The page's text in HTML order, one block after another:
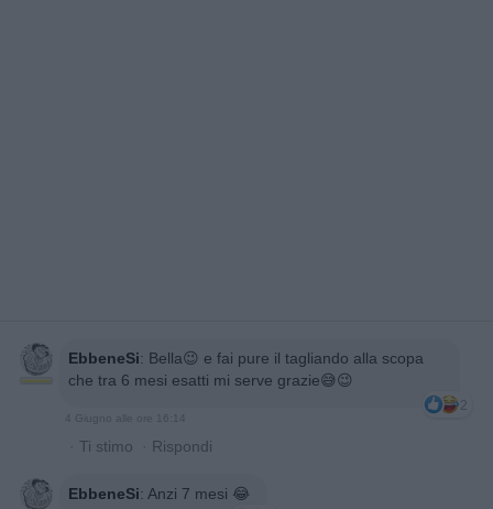
EbbeneSi: Bella😉 e fai pure il tagliando alla scopa
che tra 6 mesi esatti mi serve grazie😅😉
2
4 Giugno alle ore 16:14
· Ti stimo · Rispondi
EbbeneSi: Anzi 7 mesi 😂